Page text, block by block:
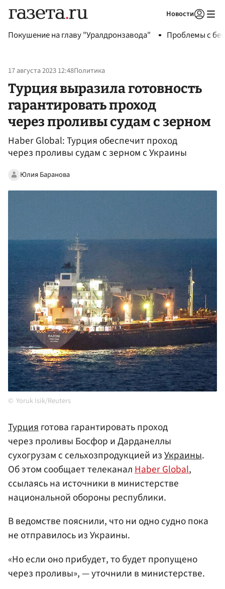
Новости
Покушение на главу "Уралдронзавода" Проблемы с
17 августа 2023 12:48Политика
Турция выразила готовность
гарантировать проход
через проливы судам с зерном
Haber Global: Турция обеспечит проход
через проливы судам с зерном с Украины
Юлия Баранова
Yoruk Isik/Reuters
Турцияготова гарантировать проход
через проливы Босфор и Дарданеллы
сухогрузам с сельхозпродукцией изУкраины.
Об этом сообщает телеканалHaber Global,
ссылаясь на источники в министерстве
национальной обороны республики.
В ведомстве пояснили, что ни одно судно пока
не отправилось из Украины.
«Но если оно прибудет, то будет пропущено
через проливы», — уточнили в министерстве.